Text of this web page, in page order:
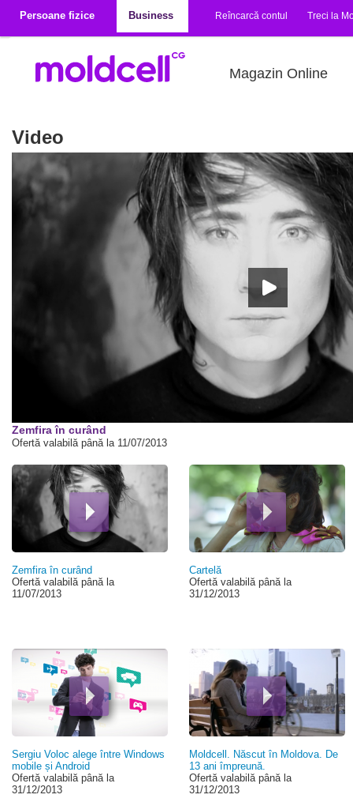
Persoane fizice
Business Reîncarcă contul Treci la
Magazin Online
Video
Zemfira în curând
Ofertă valabilă până la 11/07/2013
Zemfira în curând
Ofertă valabilă până la
11/07/2013
Cartelă
Ofertă valabilă până la
31/12/2013
Sergiu Voloc alege între Windows
mobile și Android
Ofertă valabilă până la
31/12/2013
Moldcell. Născut în Moldova. De
13 ani împreună.
Ofertă valabilă până la
31/12/2013
Pagini